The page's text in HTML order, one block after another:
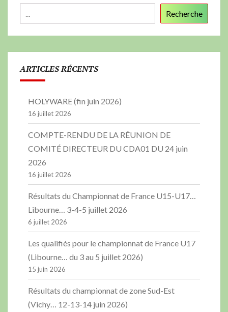
Recherche
ARTICLES RÉCENTS
HOLYWARE (fin juin 2026)
16 juillet 2026
COMPTE-RENDU DE LA RÉUNION DE
COMITÉ DIRECTEUR DU CDA01 DU 24 juin
2026
16 juillet 2026
Résultats du Championnat de France U15-U17…
Libourne… 3-4-5 juillet 2026
6 juillet 2026
Les qualifiés pour le championnat de France U17
(Libourne… du 3 au 5 juillet 2026)
15 juin 2026
Résultats du championnat de zone Sud-Est
(Vichy… 12-13-14 juin 2026)